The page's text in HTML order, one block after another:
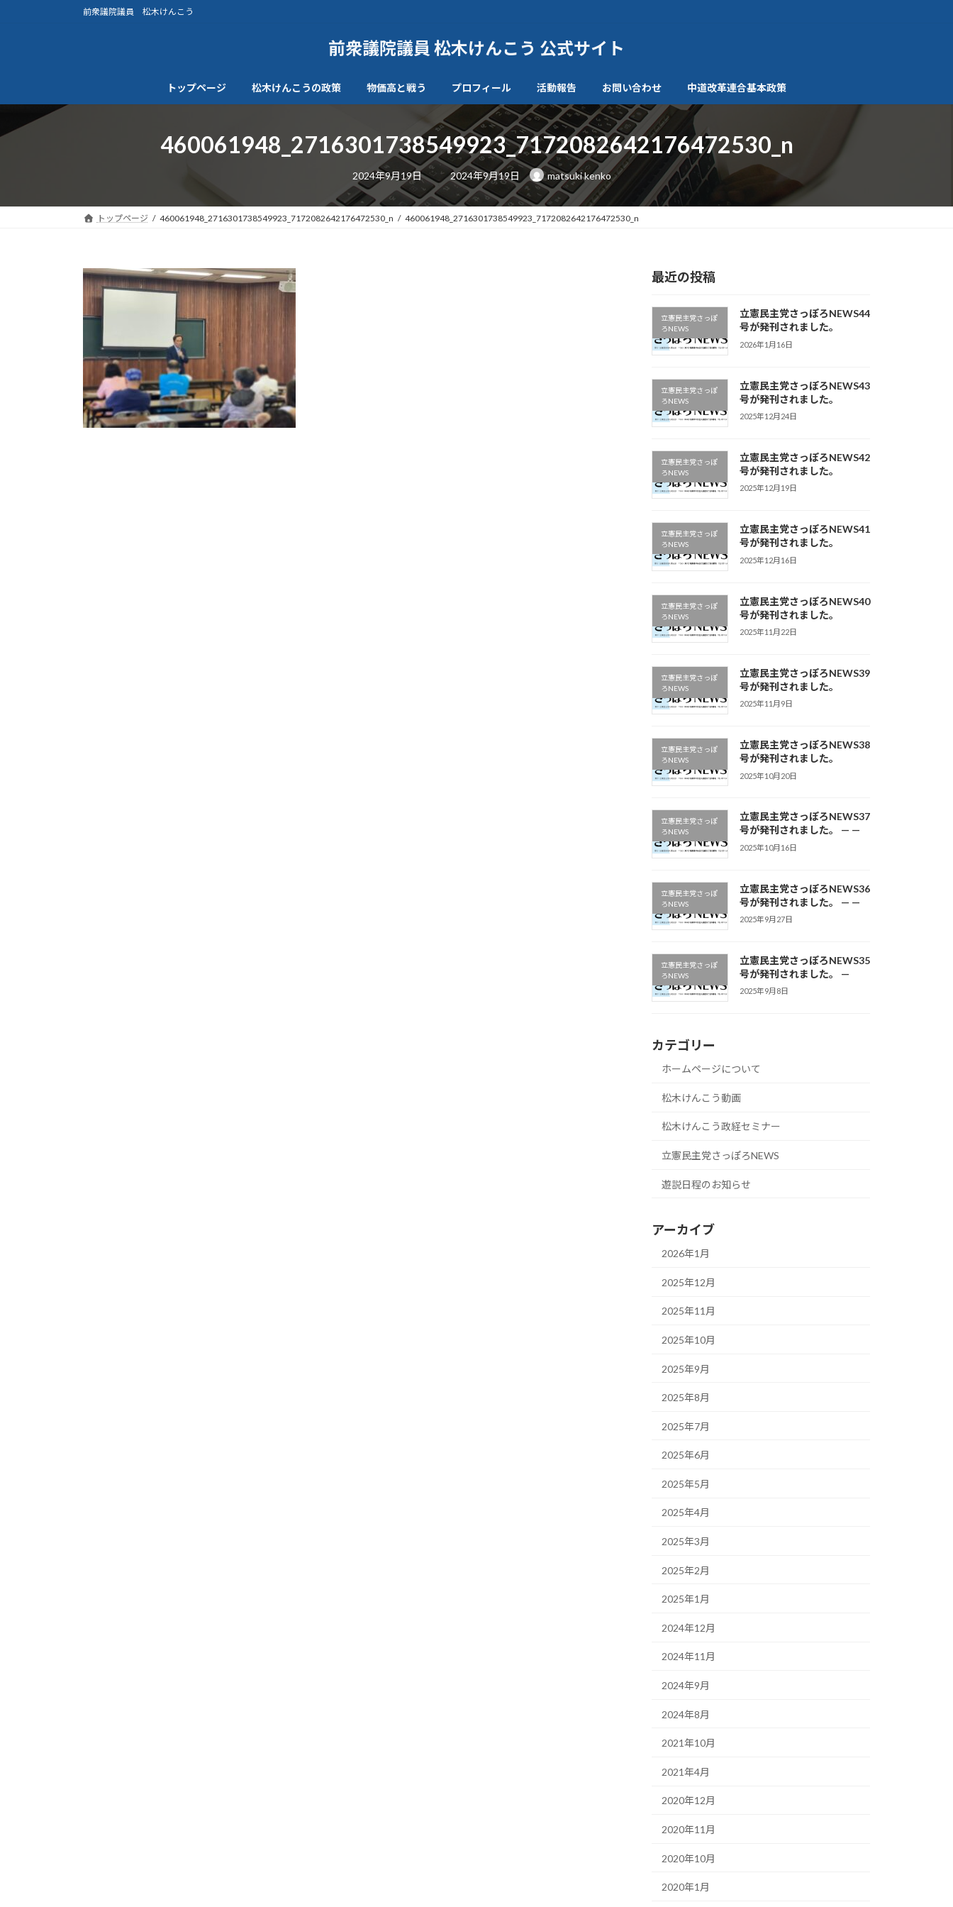
前衆議院議員 松木けんこう
前衆議院議員 松木けんこう 公式サイト
トップページ 松木けんこうの政策 物価高と戦う プロフィール 活動報告 お問い合わせ 中道改革連合基本政策
460061948_2716301738549923_7172082642176472530_n
2024年9月19日
最
終
更
新
日
時
2024年9月19日 matsuki kenko
トップページ 460061948_2716301738549923_7172082642176472530_n 460061948_2716301738549923_7172082642176472530_n
最近の投稿
立憲民主党さっぽ
ろNEWS
立憲民主党さっぽろNEWS44
号が発刊されました。
2026年1月16日
立憲民主党さっぽ
ろNEWS
立憲民主党さっぽろNEWS43
号が発刊されました。
2025年12月24日
立憲民主党さっぽ
ろNEWS
立憲民主党さっぽろNEWS42
号が発刊されました。
2025年12月19日
立憲民主党さっぽ
ろNEWS
立憲民主党さっぽろNEWS41
号が発刊されました。
2025年12月16日
立憲民主党さっぽ
ろNEWS
立憲民主党さっぽろNEWS40
号が発刊されました。
2025年11月22日
立憲民主党さっぽ
ろNEWS
立憲民主党さっぽろNEWS39
号が発刊されました。
2025年11月9日
立憲民主党さっぽ
ろNEWS
立憲民主党さっぽろNEWS38
号が発刊されました。
2025年10月20日
立憲民主党さっぽ
ろNEWS
立憲民主党さっぽろNEWS37
号が発刊されました。 — —
2025年10月16日
立憲民主党さっぽ
ろNEWS
立憲民主党さっぽろNEWS36
号が発刊されました。 — —
2025年9月27日
立憲民主党さっぽ
ろNEWS
立憲民主党さっぽろNEWS35
号が発刊されました。 —
2025年9月8日
カテゴリー
ホームページについて
松木けんこう動画
松木けんこう政経セミナー
立憲民主党さっぽろNEWS
遊説日程のお知らせ
アーカイブ
2026年1月
2025年12月
2025年11月
2025年10月
2025年9月
2025年8月
2025年7月
2025年6月
2025年5月
2025年4月
2025年3月
2025年2月
2025年1月
2024年12月
2024年11月
2024年9月
2024年8月
2021年10月
2021年4月
2020年12月
2020年11月
2020年10月
2020年1月